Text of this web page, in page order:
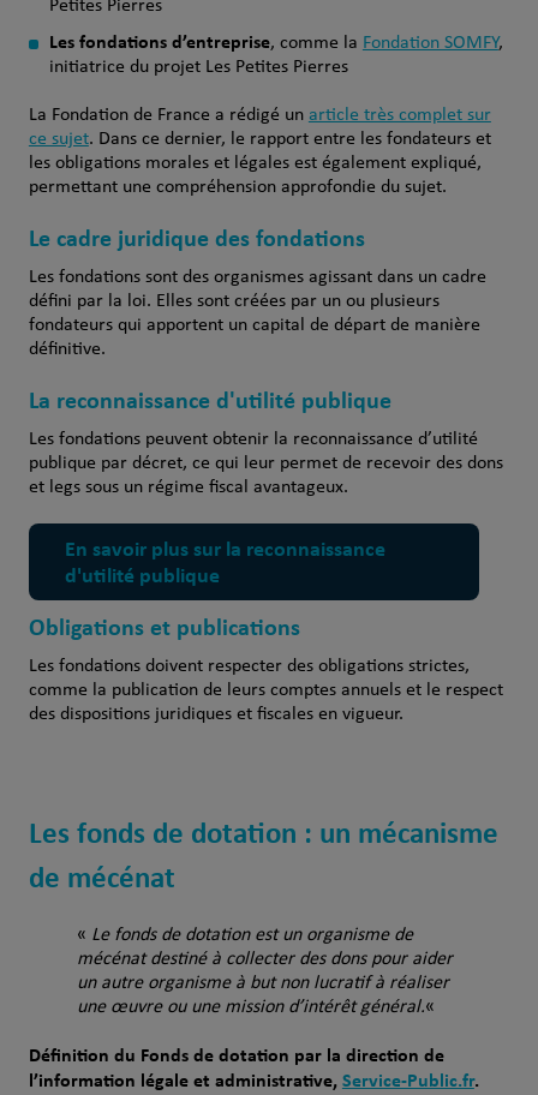
Petites Pierres
Les fondations d’entreprise, comme la Fondation SOMFY,
initiatrice du projet Les Petites Pierres
La Fondation de France a rédigé un article très complet sur
ce sujet. Dans ce dernier, le rapport entre les fondateurs et
les obligations morales et légales est également expliqué,
permettant une compréhension approfondie du sujet.
Le cadre juridique des fondations
Les fondations sont des organismes agissant dans un cadre
défini par la loi. Elles sont créées par un ou plusieurs
fondateurs qui apportent un capital de départ de manière
définitive.
La reconnaissance d'utilité publique
Les fondations peuvent obtenir la reconnaissance d’utilité
publique par décret, ce qui leur permet de recevoir des dons
et legs sous un régime fiscal avantageux.
En savoir plus sur la reconnaissance
d'utilité publique
Obligations et publications
Les fondations doivent respecter des obligations strictes,
comme la publication de leurs comptes annuels et le respect
des dispositions juridiques et fiscales en vigueur.
Les fonds de dotation : un mécanisme
de mécénat
« Le fonds de dotation est un organisme de
mécénatdestiné à collecter des dons pour aider
un autre organisme à but non lucratifà réaliser
une œuvre ou une mission d’intérêt général.«
Définition du Fonds de dotation par la direction de
l’information légale et administrative,Service-Public.fr.